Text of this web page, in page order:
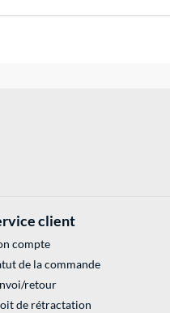
client
compte
de la commande
retour
de rétractation